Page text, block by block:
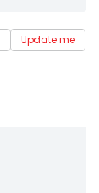
Update me